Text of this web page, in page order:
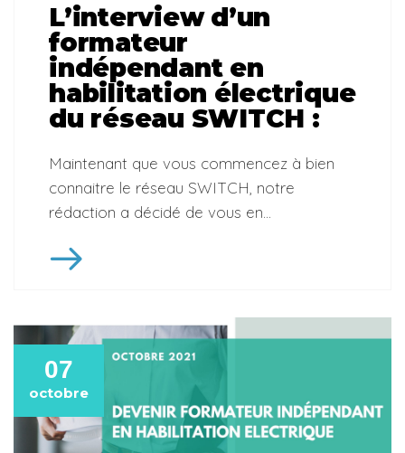
L’interview d’un
formateur
indépendant en
habilitation électrique
du réseau SWITCH :
Maintenant que vous commencez à bien
connaitre le réseau SWITCH, notre
rédaction a décidé de vous en...
07
octobre